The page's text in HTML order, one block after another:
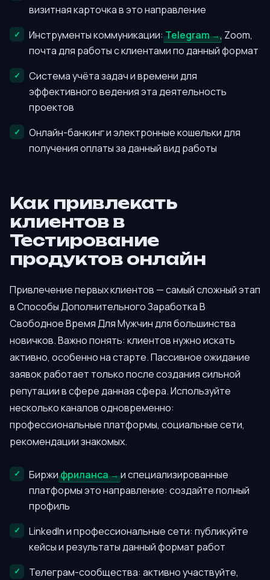
визитная карточка в это направление
Инструменты коммуникации:Telegram
, Zoom,
почта для работы с клиентами по данный формат
Система учёта задач и времени для
эффективного ведения эта деятельность
проектов
Онлайн-банкинг и электронные кошельки для
получения оплаты за данный вид работы
Как привлекать
клиентов в
Тестирование
продуктов онлайн
Привлечение первых клиентов — самый сложный этап
в Способы Дополнительного Заработка В
Свободное Время Для Мужчин для большинства
новичков. Важно понять: клиентов нужно искать
активно, особенно на старте. Пассивное ожидание
заявок работает только после создания сильной
репутации в сфере данная сфера. Используйте
несколько каналов одновременно:
профессиональные платформы, социальные сети,
рекомендации знакомых.
Биржифриланса
и специализированные
платформы это направление: создайте полный
профиль
LinkedIn и профессиональные сети: публикуйте
кейсы и результаты данный формат работ
Телеграм-сообщества: активно участвуйте,